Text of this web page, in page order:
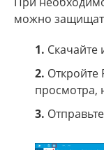
можно
1. Скачайте
2. Откройте
просмотра,
3.